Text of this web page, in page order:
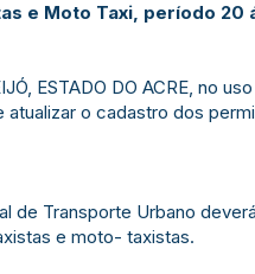
e Moto Taxi, período 20
ESTADO DO ACRE, no
o cadastro dos
de Transporte Urbano
e moto- taxistas.